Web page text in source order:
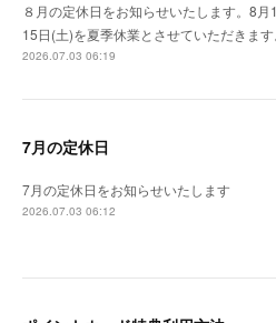
８月の定休日をお知らせいたします。8月
15日(土)を夏季休業とさせていただきま
2026.07.03 06:19
7月の定休日
7月の定休日をお知らせいたします
2026.07.03 06:12